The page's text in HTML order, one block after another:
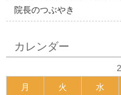
院長のつぶやき
カレンダー
月
火 水